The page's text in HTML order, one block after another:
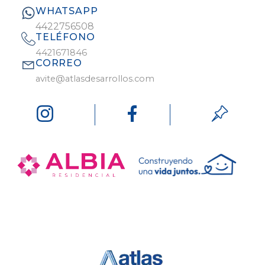
WHATSAPP
4422756508
TELÉFONO
4421671846
CORREO
avite@atlasdesarrollos.com